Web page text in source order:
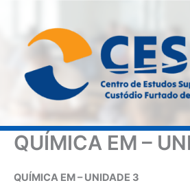
QUÍMICA EM –
QUÍMICA EM – UNIDADE 3